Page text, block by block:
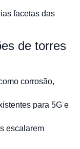
facetas das
de torres
corrosão,
para 5G e
escalarem